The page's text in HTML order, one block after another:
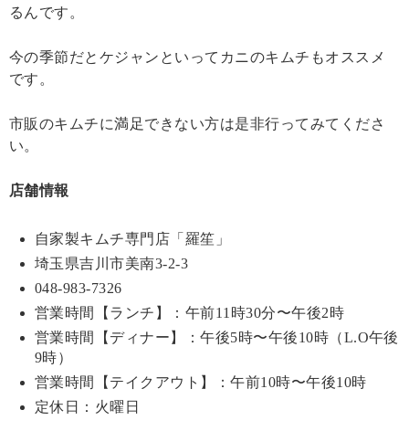
るんです。
今の季節だとケジャンといってカニのキムチもオススメ
です。
市販のキムチに満足できない方は是非行ってみてくださ
い。
店舗情報
自家製キムチ専門店「羅笙」
埼玉県吉川市美南3-2-3
048-983-7326
営業時間【ランチ】：午前11時30分〜午後2時
営業時間【ディナー】：午後5時〜午後10時（L.O午後
9時）
営業時間【テイクアウト】：午前10時〜午後10時
定休日：火曜日